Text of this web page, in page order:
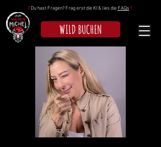
! Du hast Fragen? Frag erst die KI & lies die FAQs !
WILD BUCHEN